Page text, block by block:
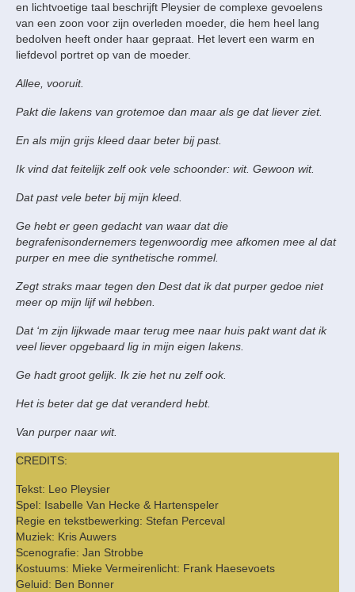
en lichtvoetige taal beschrijft Pleysier de complexe gevoelens
van een zoon voor zijn overleden moeder, die hem heel lang
bedolven heeft onder haar gepraat. Het levert een warm en
liefdevol portret op van de moeder.
Allee, vooruit.
Pakt die lakens van grotemoe dan maar als ge dat liever ziet.
En als mijn grijs kleed daar beter bij past.
Ik vind dat feitelijk zelf ook vele schoonder: wit. Gewoon wit.
Dat past vele beter bij mijn kleed.
Ge hebt er geen gedacht van waar dat die
begrafenisondernemers tegenwoordig mee afkomen mee al dat
purper en mee die synthetische rommel.
Zegt straks maar tegen den Dest dat ik dat purper gedoe niet
meer op mijn lijf wil hebben.
Dat ‘m zijn lijkwade maar terug mee naar huis pakt want dat ik
veel liever opgebaard lig in mijn eigen lakens.
Ge hadt groot gelijk. Ik zie het nu zelf ook.
Het is beter dat ge dat veranderd hebt.
Van purper naar wit.
CREDITS:
Tekst: Leo Pleysier
Spel: Isabelle Van Hecke & Hartenspeler
Regie en tekstbewerking: Stefan Perceval
Muziek: Kris Auwers
Scenografie: Jan Strobbe
Kostuums: Mieke Vermeirenlicht: Frank Haesevoets
Geluid: Ben Bonner